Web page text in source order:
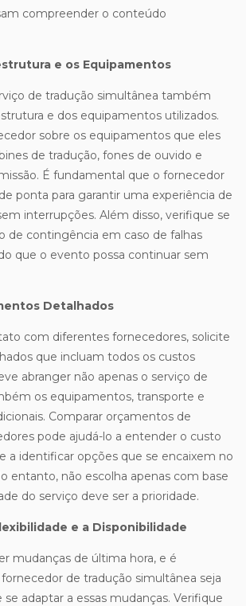
compreender o conteúdo
e os Equipamentos
de tradução simultânea também
e dos equipamentos utilizados.
sobre os equipamentos que eles
de tradução, fones de ouvido e
É fundamental que o fornecedor
ponta para garantir uma experiência de
interrupções. Além disso, verifique se
de contingência em caso de falhas
que o evento possa continuar sem
Detalhados
com diferentes fornecedores, solicite
que incluam todos os custos
abranger não apenas o serviço de
os equipamentos, transporte e
Comparar orçamentos de
pode ajudá-lo a entender o custo
a identificar opções que se encaixem no
entanto, não escolha apenas com base
do serviço deve ser a prioridade.
e a Disponibilidade
mudanças de última hora, e é
de tradução simultânea seja
adaptar a essas mudanças. Verifique